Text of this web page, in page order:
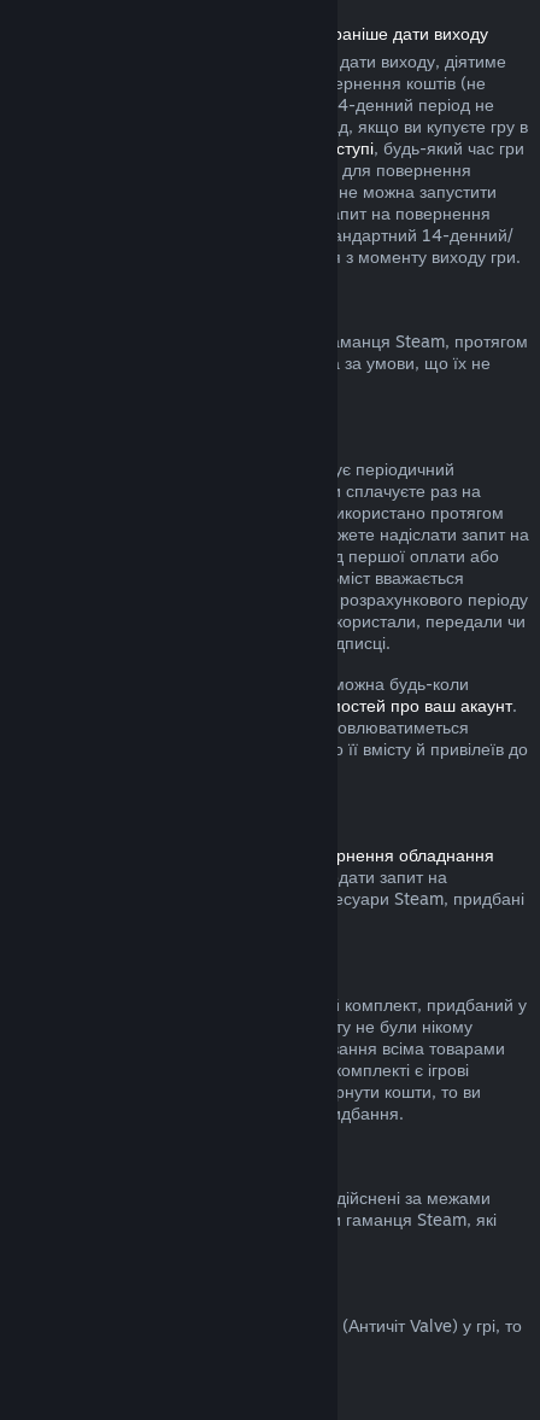
Повернення коштів за продукти, куплені раніше дати виходу
Якщо ви купуєте продукт у Steam раніше дати виходу, діятиме
двогодинне обмеження часу гри для повернення коштів (не
поширюється на бета-тестування), але 14-денний період не
почнеться раніше дати виходу. Наприклад, якщо ви купуєте гру в
пріоритетному доступі, будь-який час гри
зарахується до двогодинного обмеження для повернення
коштів. Якщо ви завчасно купили гру, яку не можна запустити
раніше дати виходу, ви можете подати запит на повернення
коштів у будь-який час до її випуску, а стандартний 14-денний/
двогодинний період застосовуватиметься з моменту виходу гри.
Ви можете повернути кошти, додані до гаманця Steam, протягом
чотирнадцяти днів з моменту переказу та за умови, що їх не
До деяких сервісів і вмісту Steam пропонує періодичний
(помісячний, порічний) доступ, за який ви сплачуєте раз на
період. Якщо поновлювану підписку не використано протягом
поточного розрахункового періоду, ви можете надіслати запит на
повернення коштів упродовж 48 годин від першої оплати або
будь-якого автоматичного поновлення. Вміст вважається
використаним, якщо протягом поточного розрахункового періоду
ви грали в будь-які ігри з підписки або використали, передали чи
змінили будь-які привілеї або знижки у підписці.
Зауважте, що будь-яку активну підписку можна будь-коли
сторінку відомостей про ваш акаунт.
Після скасування підписка більше не поновлюватиметься
автоматично, але ви збережете доступ до її вмісту й привілеїв до
Умовах повернення обладнання
процедури та часових меж, ви можете подати запит на
повернення коштів за обладнання та аксесуари Steam, придбані
Ви можете повернути кошти за будь-який комплект, придбаний у
Steam за умови, що всі товари з комплекту не були нікому
передані та якщо загальний час користування всіма товарами
становить не більше двох годин. Якщо у комплекті є ігрові
предмети чи DLC, за які неможливо повернути кошти, то ви
побачите примітку під час здійснення придбання.
Valve не повертає кошти за придбання, здійснені за межами
Steam (наприклад: цифрові ключі чи коди гаманця Steam, які
Якщо ви були заблоковані системою VAC (Античіт Valve) у грі, то